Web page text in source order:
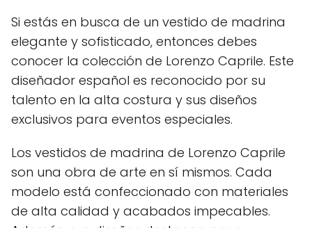
Si estás en busca de un vestido de madrina
elegante y sofisticado, entonces debes
conocer la colección de Lorenzo Caprile. Este
diseñador español es reconocido por su
talento en la alta costura y sus diseños
exclusivos para eventos especiales.
Los vestidos de madrina de Lorenzo Caprile
son una obra de arte en sí mismos. Cada
modelo está confeccionado con materiales
de alta calidad y acabados impecables.